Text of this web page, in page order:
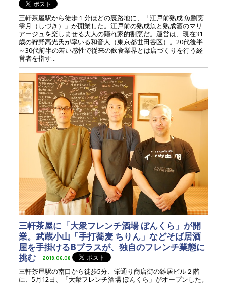
三軒茶屋駅から徒歩１分ほどの裏路地に、「江戸前熟成 魚割烹
雫月（しづき）」が開業した。江戸前の熟成魚と熟成酒のマリ
アージュを楽しませる大人の隠れ家的割烹だ。運営は、現在31
歳の狩野高光氏が率いる和音人（東京都世田谷区）。20代後半
～30代前半の若い感性で従来の飲食業界とは店づくりを行う経
営者を指す...
三軒茶屋に「大衆フレンチ酒場 ぼんくら」が開
業。武蔵小山「手打蕎麦 ちりん」などそば居酒
屋を手掛けるBプラスが、独自のフレンチ業態に
挑む
2018.06.08
三軒茶屋駅の南口から徒歩5分、栄通り商店街の雑居ビル２階
に、5月12日、「大衆フレンチ酒場 ぼんくら」がオープンした。